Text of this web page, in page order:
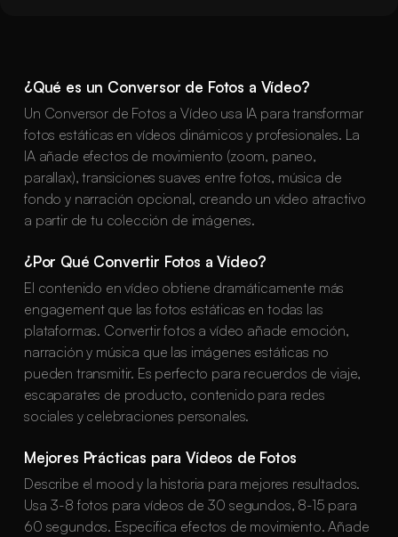
¿Qué es un Conversor de Fotos a Vídeo?
Un Conversor de Fotos a Vídeo usa IA para transformar
fotos estáticas en vídeos dinámicos y profesionales. La
IA añade efectos de movimiento (zoom, paneo,
parallax), transiciones suaves entre fotos, música de
fondo y narración opcional, creando un vídeo atractivo
a partir de tu colección de imágenes.
¿Por Qué Convertir Fotos a Vídeo?
El contenido en vídeo obtiene dramáticamente más
engagement que las fotos estáticas en todas las
plataformas. Convertir fotos a vídeo añade emoción,
narración y música que las imágenes estáticas no
pueden transmitir. Es perfecto para recuerdos de viaje,
escaparates de producto, contenido para redes
sociales y celebraciones personales.
Mejores Prácticas para Vídeos de Fotos
Describe el mood y la historia para mejores resultados.
Usa 3-8 fotos para vídeos de 30 segundos, 8-15 para
60 segundos. Especifica efectos de movimiento. Añade